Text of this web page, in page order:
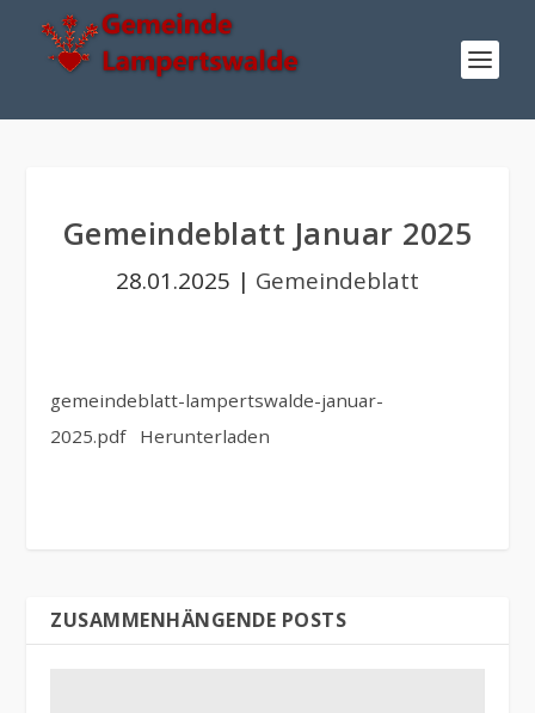
Gemeindeblatt Januar 2025
28.01.2025 | Gemeindeblatt
gemeindeblatt-lampertswalde-januar-
2025.pdf
Herunterladen
ZUSAMMENHÄNGENDE POSTS